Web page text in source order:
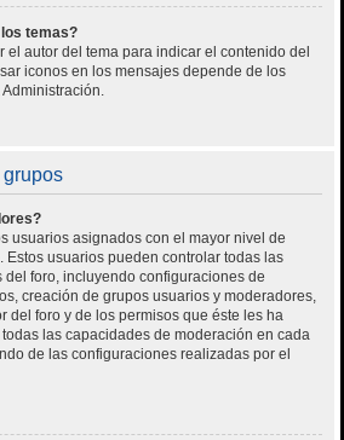
temas?
autor del tema para indicar el contenido del
iconos en los mensajes depende de los
usuarios asignados con el mayor nivel de
Estos usuarios pueden controlar todas las
foro, incluyendo configuraciones de
creación de grupos usuarios y moderadores,
del foro y de los permisos que éste les ha
las capacidades de moderación en cada
de las configuraciones realizadas por el